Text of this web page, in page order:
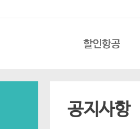
할인항공
공지사항